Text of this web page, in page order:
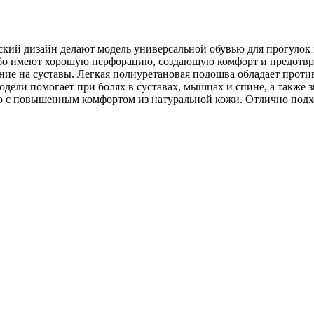
дизайн делают модель универсальной обувью для
имеют хорошую перфорацию, создающую комфорт и
на суставы. Легкая полиуретановая подошва обладает
помогает при болях в суставах, мышцах и спине, а также
с повышенным комфортом из натуральной кожи. Отлично